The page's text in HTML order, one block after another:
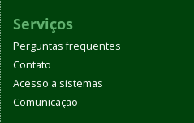
Serviços
Perguntas frequentes
Contato
Acesso a sistemas
Comunicação